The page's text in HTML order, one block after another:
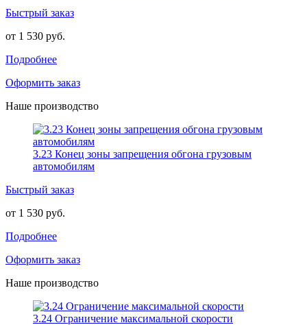
Быстрый заказ
от 1 530 руб.
Подробнее
Оформить заказ
Наше производство
3.23 Конец зоны запрещения обгона грузовым
автомобилям
Быстрый заказ
от 1 530 руб.
Подробнее
Оформить заказ
Наше производство
3.24 Ограничение максимальной скорости